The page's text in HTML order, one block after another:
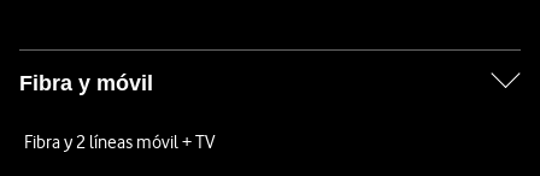
Fibra y móvil
Fibra y 2 líneas móvil + TV